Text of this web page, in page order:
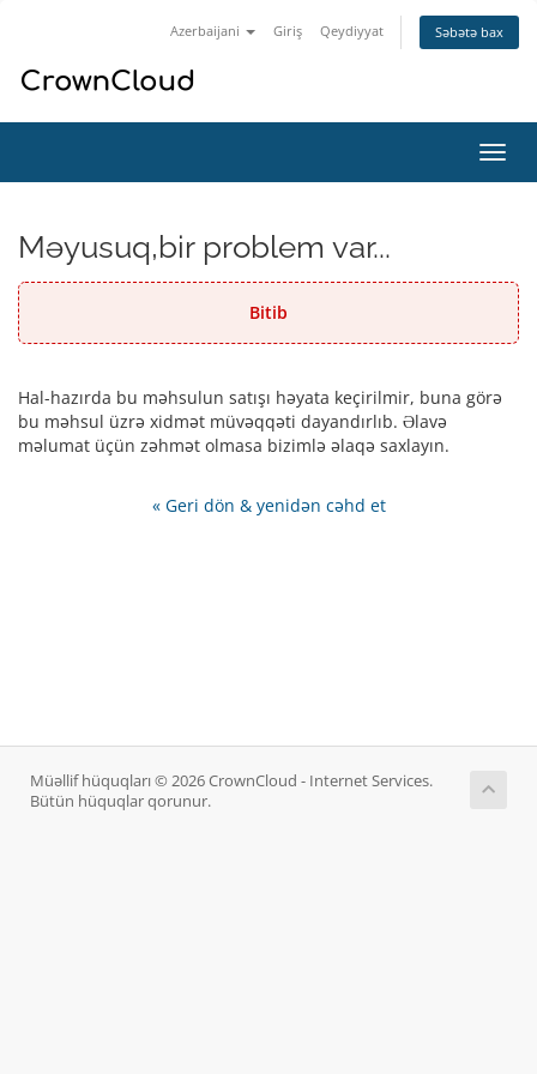
Azerbaijani Giriş Qeydiyyat Səbətə bax
keçid
Məyusuq,bir problem var...
Bitib
Hal-hazırda bu məhsulun satışı həyata keçirilmir, buna görə
bu məhsul üzrə xidmət müvəqqəti dayandırlıb. Əlavə
məlumat üçün zəhmət olmasa bizimlə əlaqə saxlayın.
« Geri dön & yenidən cəhd et
Müəllif hüquqları © 2026 CrownCloud - Internet Services.
Bütün hüquqlar qorunur.